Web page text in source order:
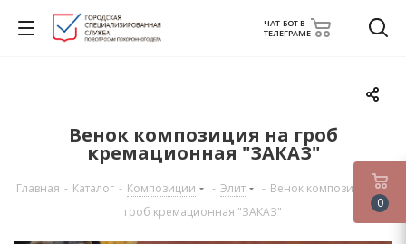
ЧАТ-БОТ В
ТЕЛЕГРАМЕ
Венок композиция на гроб
кремационная "ЗАКАЗ"
Главная - Каталог - Композиции - Элит - Венок композиция на
гроб кремационная "ЗАКАЗ"
0